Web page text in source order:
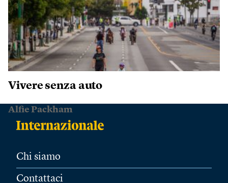
Vivere senza auto
Alfie Packham
Chi siamo
Contattaci